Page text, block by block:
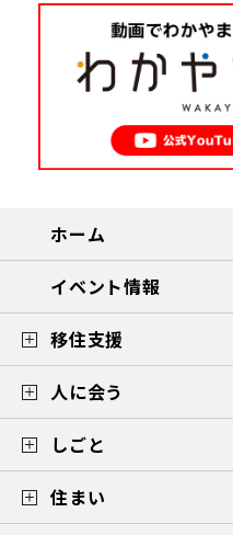
ホーム
イベント情報
移住支援
人に会う
しごと
住まい